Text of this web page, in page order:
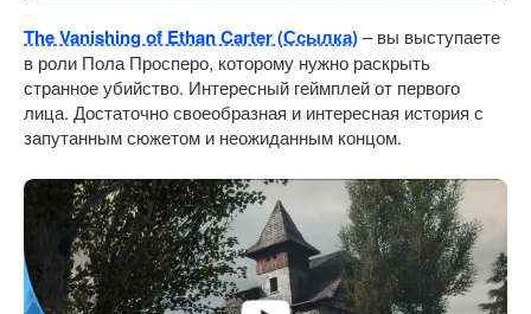
The Vanishing of Ethan Carter (Ссылка)– вы выступаете
в роли Пола Просперо, которому нужно раскрыть
странное убийство. Интересный геймплей от первого
лица. Достаточно своеобразная и интересная история с
запутанным сюжетом и неожиданным концом.